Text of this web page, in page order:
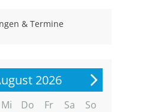
& Termine
2026
Mi Do Fr Sa
So